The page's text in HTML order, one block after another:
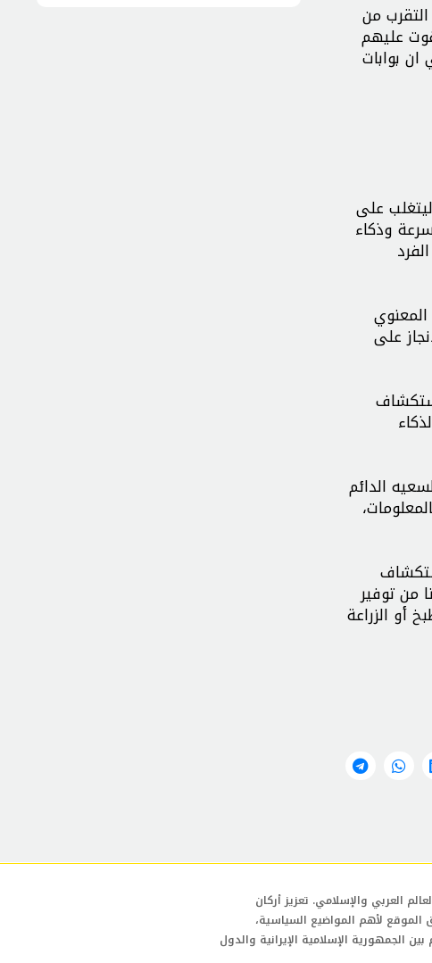
من
عليهم
بوابات
على
وذكاء
على
الدائم
من توفير
أو الزراعة
العربي والإسلامي. تعزيز أركان
لأهم المواضيع السياسية،
الجمهورية الإسلامية الإيرانية والدول